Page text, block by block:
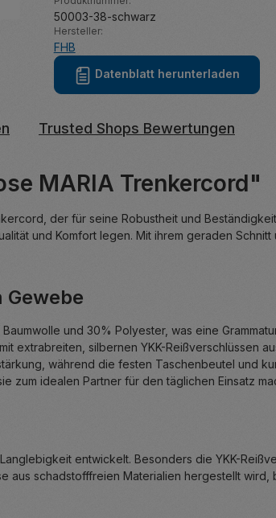
50003-38-schwarz
Hersteller:
FHB
Datenblatt herunterladen
Trusted Shops Bewertungen
MARIA Trenkercord"
der für seine Robustheit und
und Komfort legen. Mit ihrem geraden
und 30% Polyester, was eine
extrabreiten, silbernen YKK-Reißverschlüssen
während die festen Taschenbeutel und
zum idealen Partner für den täglichen Einsatz
entwickelt. Besonders die YKK-
schadstofffreien Materialien hergestellt